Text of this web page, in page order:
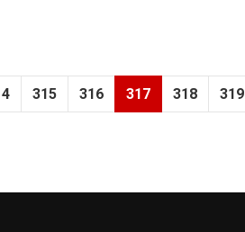
315 316 317 318 319